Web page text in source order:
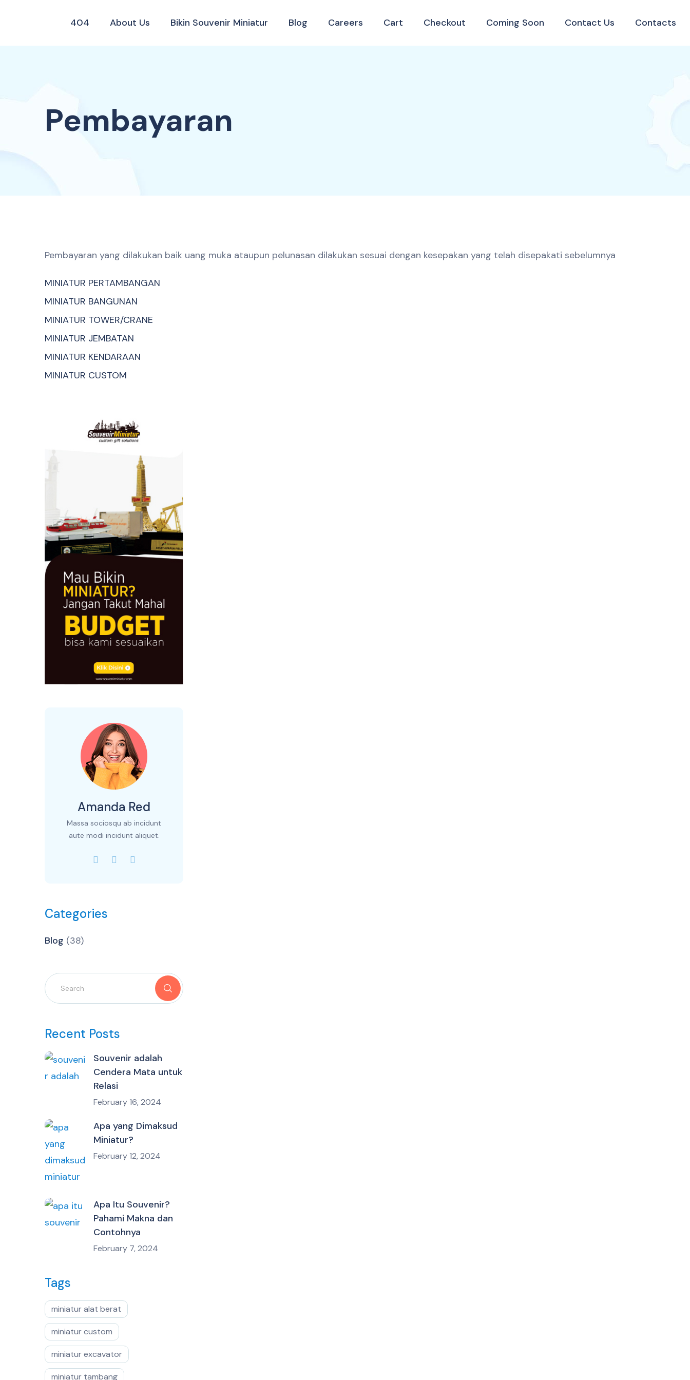
404 About Us Bikin Souvenir Miniatur Blog Careers Cart Checkout Coming Soon Contact Us Contacts
Pembayaran
Pembayaran yang dilakukan baik uang muka ataupun pelunasan dilakukan sesuai dengan kesepakan yang telah disepakati sebelumnya
MINIATUR PERTAMBANGAN
MINIATUR BANGUNAN
MINIATUR TOWER/CRANE
MINIATUR JEMBATAN
MINIATUR KENDARAAN
MINIATUR CUSTOM
Amanda Red
Massa sociosqu ab incidunt
aute modi incidunt aliquet.
Categories
Blog (38)
Recent Posts
Souvenir adalah
Cendera Mata untuk
Relasi
February 16, 2024
Apa yang Dimaksud
Miniatur?
February 12, 2024
Apa Itu Souvenir?
Pahami Makna dan
Contohnya
February 7, 2024
Tags
miniatur alat berat
miniatur custom
miniatur excavator
miniatur tambang